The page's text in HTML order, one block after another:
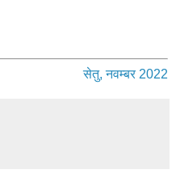
सेतु, नवम्बर 2022